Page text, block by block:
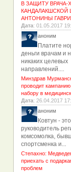
В ЗАЩИТУ ВРАЧА-
КАНДАЛАКШСКОЙ
АНТОНИНЫ
Дата: 01.05.2017
аноним
Платите
деньги врачам и
никаких целевых
направлений....
Минздрав
проводит
набору в
Дата: 26.04.2017
аноним
Ковтун -
руководитель
комсомолка,
спортсменка и...
Степахно:
приехать с
проблем